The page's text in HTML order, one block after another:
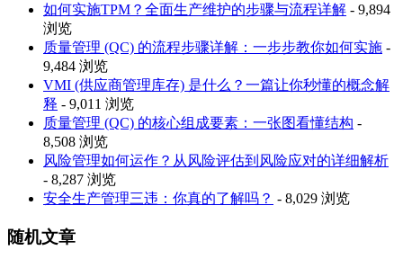
如何实施TPM？全面生产维护的步骤与流程详解 - 9,894
浏览
质量管理 (QC) 的流程步骤详解：一步步教你如何实施 -
9,484 浏览
VMI (供应商管理库存) 是什么？一篇让你秒懂的概念解
释 - 9,011 浏览
质量管理 (QC) 的核心组成要素：一张图看懂结构 -
8,508 浏览
风险管理如何运作？从风险评估到风险应对的详细解析
- 8,287 浏览
安全生产管理三违：你真的了解吗？ - 8,029 浏览
随机文章